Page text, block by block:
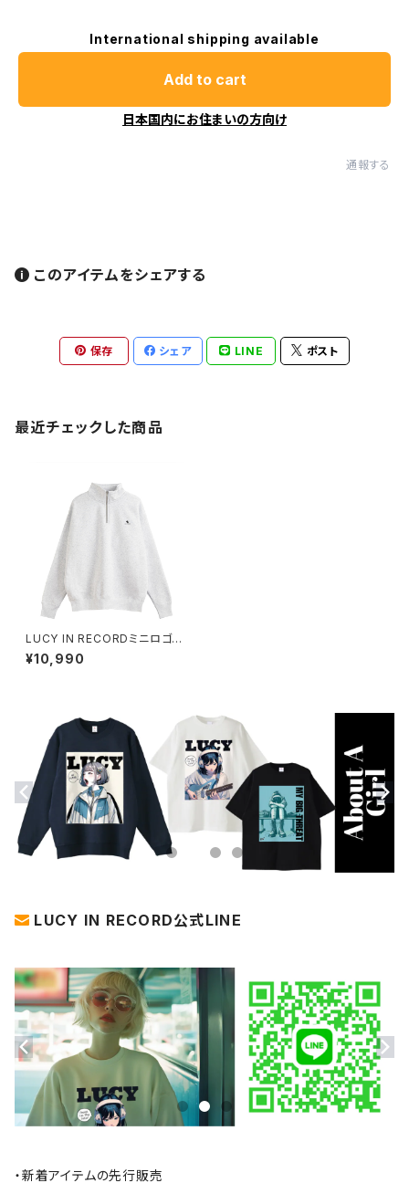
International shipping available
Add to cart
日本国内にお住まいの方向け
通報する
このアイテムをシェアする
保存 シェア LINE ポスト
最近チェックした商品
LUCY IN RECORDミニロゴハ
ーフジップスウェットシャツ 101
4-230221127
¥10,990
LUCY IN RECORD公式LINE
・新着アイテムの先行販売